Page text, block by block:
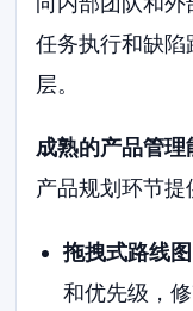
任务执行和缺陷
层。
成熟的产品管理
产品规划环节提
拖拽式路线图
和优先级，